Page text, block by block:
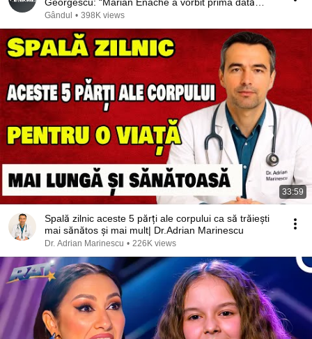
cu…”
Gândul • 398K views
33:59
Spală zilnic aceste 5 părți ale corpului ca să trăiești
mai sănătos și mai mult| Dr.Adrian Marinescu
Dr. Adrian Marinescu • 226K views